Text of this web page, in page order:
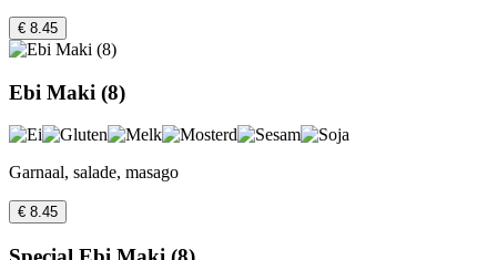
€ 8.45
Ebi Maki (8)
Garnaal, salade, masago
€ 8.45